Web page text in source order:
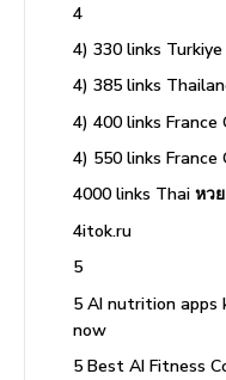
4
4) 330 links Turkiye
4) 385 links
4) 400 links France
4) 550 links France
4000 links Thai หว
4itok.ru
5
5 AI nutrition
now
5 Best AI Fitness